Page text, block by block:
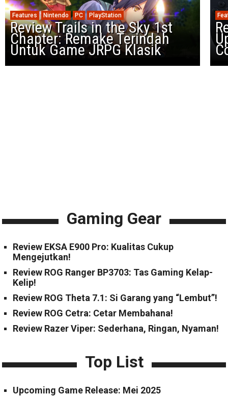
Features Nintendo PC PlayStation
Review Trails in the Sky 1st
Chapter: Remake Terindah
Untuk Game JRPG Klasik
Gaming Gear
Review EKSA E900 Pro: Kualitas Cukup
Mengejutkan!
Review ROG Ranger BP3703: Tas Gaming Kelap-
Kelip!
Review ROG Theta 7.1: Si Garang yang “Lembut”!
Review ROG Cetra: Cetar Membahana!
Review Razer Viper: Sederhana, Ringan, Nyaman!
Top List
Upcoming Game Release: Mei 2025